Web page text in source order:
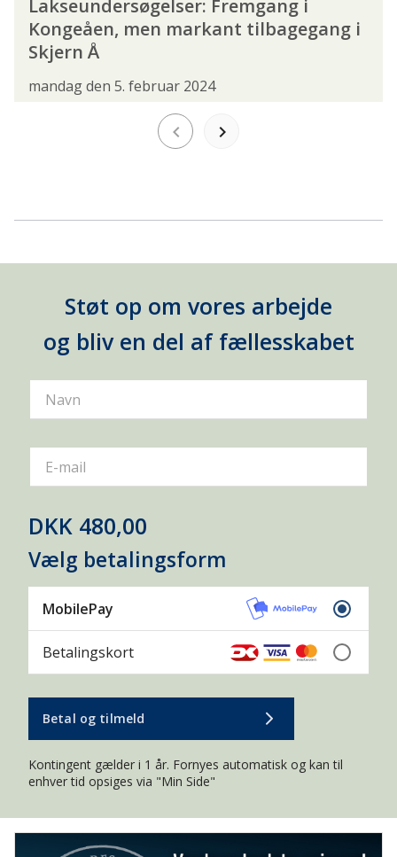
SPONSORERET INDHOLD SPORTSFISKEREN
SURFCASTERSEKTIONEN
VISIONER ØRESUND
GUIDET FISKETUR JUNIORLEDERKURSUS
KURSUS LYSTFISKERFESTIVAL
PRESSEMEDDELELSER
VAND OG NATUR
ADGANGSFORHOLD
BÆVER DE GLEMTE SØER
ELFISKERI
FISKEPASSAGE
FISKERIKONTROL FISKESYGDOMME
FORURENING FREDNINGSTIDER
Lakseundersøgelser: Fremgang i
Kongeåen, men markant tilbagegang i
Skjern Å
mandag den 5. februar 2024
keyboard_arrow_left keyboard_arrow_right
Støt op om vores arbejde
og bliv en del af fællesskabet
Navn
E-mail
DKK 480,00
Vælg betalingsform
MobilePay
Betalingskort
Betal og tilmeld
Kontingent gælder i 1 år. Fornyes automatisk og kan til
enhver tid opsiges via "Min Side"